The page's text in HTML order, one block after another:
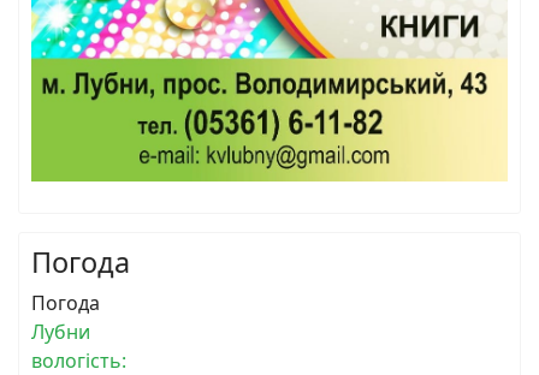
Погода
Погода
Лубни
вологість: